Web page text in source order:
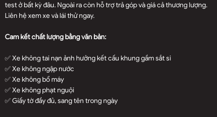
test ở bất kỳ đâu. Ngoài ra còn hỗ trợ trả góp và giá cả thương lượng.
Liên hệ xem xe và lái thử ngay.
Cam kết chất lượng bằng văn bản:
✅ Xe không tai nạn ảnh hưởng kết cấu khung gầm sắt si
✅ Xe không ngập nước
✅ Xe không bổ máy
✅ Xe không phạt nguội
✅ Giấy tờ đầy đủ, sang tên trong ngày